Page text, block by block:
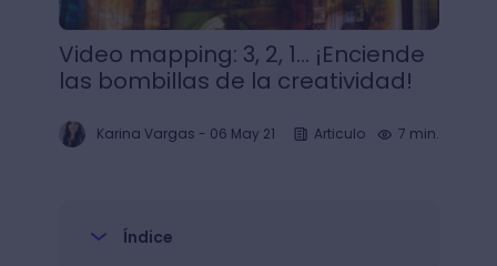
Video mapping: 3, 2, 1... ¡Enciende
las bombillas de la creatividad!
Karina Vargas - 06 May 21 Articulo 7 min.
Índice